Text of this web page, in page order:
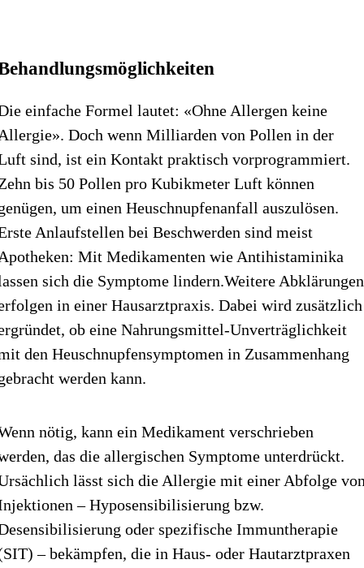
einfache Formel lautet: «Ohne Allergen keine
Doch wenn Milliarden von Pollen in der
sind, ist ein Kontakt praktisch vorprogrammiert.
bis 50 Pollen pro Kubikmeter Luft können
um einen Heuschnupfenanfall aus­zulösen.
Anlaufstellen bei Beschwerden sind meist
Mit Medikamenten wie Antihista­minika
sich die Symptome lindern.Weitere Abklärungen
in einer Hausarzt­praxis. Dabei wird zusätzlich
ob eine Nahrungsmittel-Unverträglichkeit
den Heuschnupfensymptomen in Zusammenhang
werden kann.
nötig, kann ein Medikament verschrieben
das die allergischen Symptome unterdrückt.
lässt sich die Allergie mit einer Abfolge
– Hyposensibilisierung bzw.
oder spezifische Immun­therapie
– bekämpfen, die in Haus- oder Hautarzt­praxen